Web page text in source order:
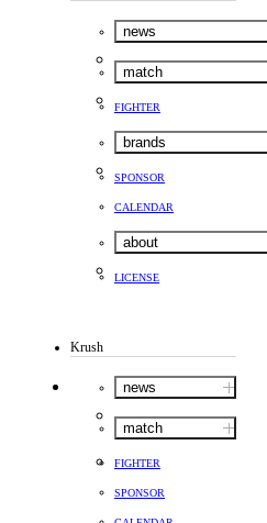
news
match
FIGHTER
brands
SPONSOR
CALENDAR
about
LICENSE
Krush
news
match
FIGHTER
SPONSOR